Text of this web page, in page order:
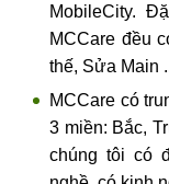
MobileCity.
MCCare đều
thế, Sửa Main
MCCare có
3 miền: Bắc,
chúng tôi có